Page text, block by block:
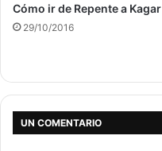
Cómo ir de Repente a Kagar
29/10/2016
UN COMENTARIO